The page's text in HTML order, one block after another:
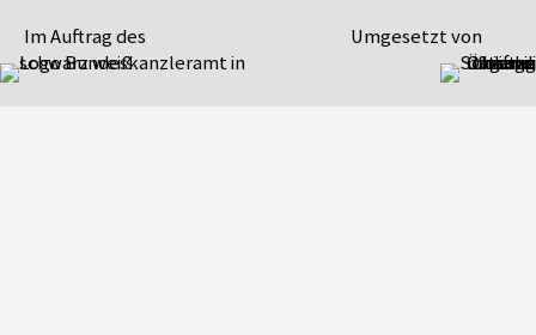
Im Auftrag des Umgesetzt von